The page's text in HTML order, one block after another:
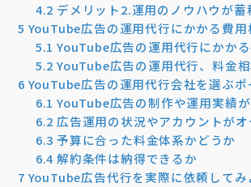
4.2 デメリット2.運用のノウハウが蓄
5 YouTube広告の運用代行にかかる費用
5.1 YouTube広告の運用代行にかか
5.2 YouTube広告の運用代行、料金
6 YouTube広告の運用代行会社を選ぶポ
6.1 YouTube広告の制作や運用実績
6.2 広告運用の状況やアカウントがオ
6.3 予算に合った料金体系かどうか
6.4 解約条件は納得できるか
7 YouTube広告代行を実際に依頼してみ